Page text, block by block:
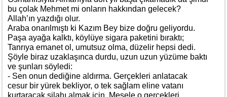
bu çolak Mehmet mi onların hakkından gelecek?
Allah’ın yazdığı olur.
Araba onarılmıştı ki Kazım Bey bize doğru geliyordu.
Paşa ayağa kalktı, köylüye sigara paketini bıraktı;
Tanrıya emanet ol, umutsuz olma, düzelir hepsi dedi.
Şöyle biraz uzaklaşınca durdu, uzun uzun yüzüme baktı
ve şunları söyledi:
- Sen onun dediğine aldırma. Gerçekleri anlatacak
cesur bir yürek bekliyor, o tek sağlam eline vatanı
kurtaracak silahı almak için. Mesele o gerçekleri